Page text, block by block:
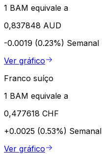
1 BAM equivale a
0,837848 AUD
-0.0019 (0.23%) Semanal
Ver gráfico
Franco suíço
1 BAM equivale a
0,477618 CHF
+0.0025 (0.53%) Semanal
Ver gráfico